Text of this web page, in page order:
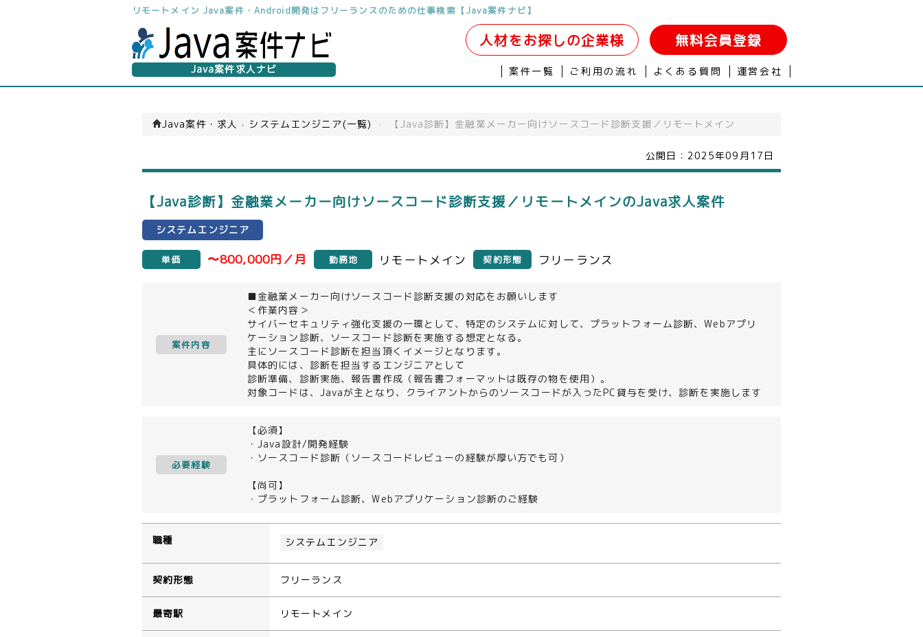
リモートメイン Java案件・Android開発はフリーランスのための仕事検索【Java案件ナビ】
Java案件求人ナビ
人材をお探しの企業様 無料会員登録
案件一覧 ご利用の流れ よくある質問 運営会社
Java案件・求人 › システムエンジニア(一覧) › 【Java診断】金融業メーカー向けソースコード診断支援／リモートメイン
公開日： 2025年09月17日
【Java診断】金融業メーカー向けソースコード診断支援／リモートメインのJava求人案件
システムエンジニア
単価 〜800,000円／月 勤務地 リモートメイン 契約形態 フリーランス
案件内容
■金融業メーカー向けソースコード診断支援の対応をお願いします
＜作業内容＞
サイバーセキュリティ強化支援の一環として、特定のシステムに対して、プラットフォーム診断、Webアプリ
ケーション診断、ソースコード診断を実施する想定となる。
主にソースコード診断を担当頂くイメージとなります。
具体的には、診断を担当するエンジニアとして
診断準備、診断実施、報告書作成（報告書フォーマットは既存の物を使用）。
対象コードは、Javaが主となり、クライアントからのソースコードが入ったPC貸与を受け、診断を実施します
必要経験
【必須】
・Java設計/開発経験
・ソースコード診断（ソースコードレビューの経験が厚い方でも可）
【尚可】
・プラットフォーム診断、Webアプリケーション診断のご経験
職種 システムエンジニア
契約形態 フリーランス
最寄駅 リモートメイン